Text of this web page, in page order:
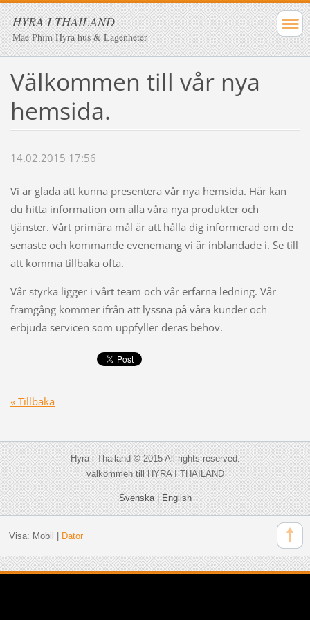
HYRA I THAILAND
Mae Phim Hyra hus & Lägenheter
Välkommen till vår nya
hemsida.
14.02.2015 17:56
Vi är glada att kunna presentera vår nya hemsida. Här kan
du hitta information om alla våra nya produkter och
tjänster. Vårt primära mål är att hålla dig informerad om de
senaste och kommande evenemang vi är inblandade i. Se till
att komma tillbaka ofta.
Vår styrka ligger i vårt team och vår erfarna ledning. Vår
framgång kommer ifrån att lyssna på våra kunder och
erbjuda servicen som uppfyller deras behov.
« Tillbaka
Hyra i Thailand © 2015 All rights reserved.
välkommen till HYRA I THAILAND
Svenska|English
Visa: Mobil Dator